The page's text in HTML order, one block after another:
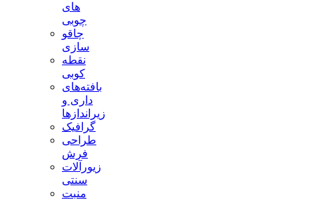
های
چوبی
چاقو
سازی
نقطه
کوبی
بافته‌های
داری و
زیراندازها
گرافیک
طراحی
فرش
زیورآلات
سنتی
منبت